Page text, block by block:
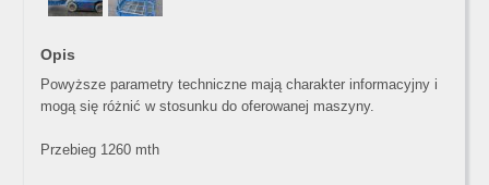
Opis
Powyższe parametry techniczne mają charakter informacyjny i
mogą się różnić w stosunku do oferowanej maszyny.
Przebieg 1260 mth